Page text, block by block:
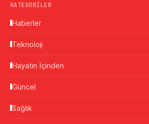
KATEGORILER
Haberler
Teknoloji
Hayatın İçinden
Güncel
Sağlık